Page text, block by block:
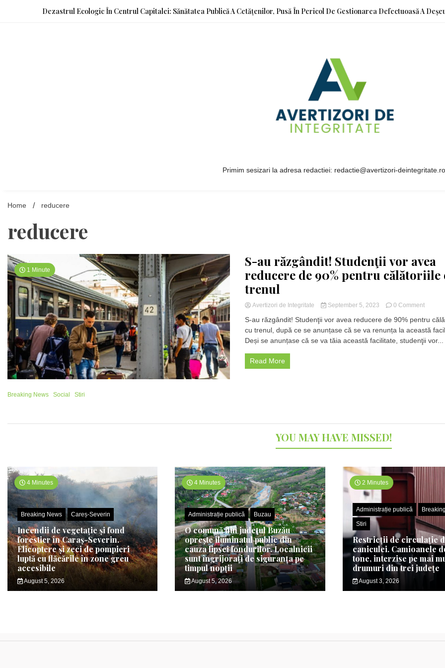
Dezastrul Ecologic În Centrul Capitalei: Sănătatea Publică A Cetățenilor, Pusă În Pericol De Gestionarea Defectuoasă A
Primim sesizari la adresa redactiei: redactie@avertizori-deintegritate.ro
Home reducere
reducere
1 Minute
Breaking News Social Stiri
S-au răzgândit! Studenţii vor avea
reducere de 90% pentru călătoriile
trenul
Avertizori de Integritate September 5, 2023 0 Commenton
au
Studenţii
trenul
S-au răzgândit! Studenţii vor avea reducere de 90% pentru
cu trenul, după ce se anunțase că se va renunța la această
Deși se anunțase că se va tăia această facilitate, studenţii vor...
Read More
YOU MAY HAVE MISSED!
4 Minutes
Breaking News Careș-Severin
Incendii de vegetație și fond
forestier în Caraș-Severin.
Elicoptere și zeci de pompieri
luptă cu flăcările în zone greu
accesibile
August 5, 2026
4 Minutes
Administrație publică Buzau
O comună din județul Buzău
oprește iluminatul public din
cauza lipsei fondurilor. Localnicii
sunt îngrijorați de siguranța pe
timpul nopții
August 5, 2026
2 Minutes
Administrație publică
Stiri
Restricții de circulație
caniculei. Camioanele
tone, interzise pe mai
drumuri din trei județe
August 3, 2026